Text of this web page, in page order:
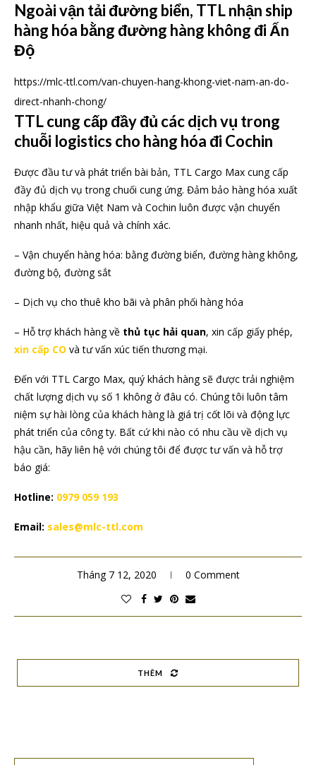
Ngoài vận tải đường biển, TTL nhận ship
hàng hóa bằng đường hàng không đi Ấn
Độ
https://mlc-ttl.com/van-chuyen-hang-khong-viet-nam-an-do-
direct-nhanh-chong/
TTL cung cấp đầy đủ các dịch vụ trong
chuỗi logistics cho hàng hóa đi Cochin
Được đầu tư và phát triển bài bản, TTL Cargo Max cung cấp
đầy đủ dịch vụ trong chuối cung ứng. Đảm bảo hàng hóa xuất
nhập khẩu giữa Việt Nam và Cochin luôn được vận chuyển
nhanh nhất, hiệu quả và chính xác.
– Vận chuyển hàng hóa: bằng đường biển, đường hàng không,
đường bộ, đường sắt
– Dịch vụ cho thuê kho bãi và phân phối hàng hóa
– Hỗ trợ khách hàng về thủ tục hải quan, xin cấp giấy phép,
xin cấp CO và tư vấn xúc tiến thương mại.
Đến với TTL Cargo Max, quý khách hàng sẽ được trải nghiệm
chất lượng dịch vụ số 1 không ở đâu có. Chúng tôi luôn tâm
niệm sự hài lòng của khách hàng là giá trị cốt lõi và động lực
phát triển của công ty. Bất cứ khi nào có nhu cầu về dịch vụ
hậu cần, hãy liên hệ với chúng tôi để được tư vấn và hỗ trợ
báo giá:
Hotline: 0979 059 193
Email: sales@mlc-ttl.com
Tháng 7 12, 2020 0 Comment
THÊM